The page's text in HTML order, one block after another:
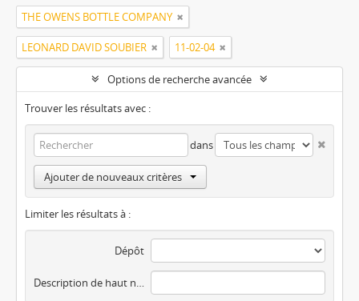
THE OWENS BOTTLE COMPANY
LEONARD DAVID SOUBIER 11-02-04
Options de recherche avancée
Trouver les résultats avec :
dans
Ajouter de nouveaux critères
Limiter les résultats à :
Dépôt
Description de haut niveau